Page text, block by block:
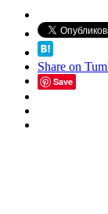
Share on
Save